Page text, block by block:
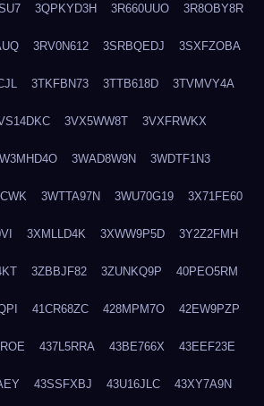
3QPKYD3H 3R660UUO 3R8OBY8R
3RV0N612 3SRBQEDJ 3SXFZOBA
3TKFBN73 3TTB618D 3TVMVY4A
3VX5WW8T 3VXFRWKX
3WAD8W9N 3WDTF1N3
3WTTA97N 3WU70G19 3X71FE60
3XMLLD4K 3XWW9P5D 3Y2Z2FMH
3ZBBJF82 3ZUNKQ9P 40PEO5RM
41CR68ZC 428MPM7O 42EW9PZP
437L5RRA 43BE766X 43EEF23E
43SSFXBJ 43U16JLC 43XY7A9N